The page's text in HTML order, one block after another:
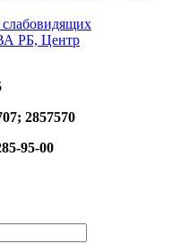
2857570
95-00